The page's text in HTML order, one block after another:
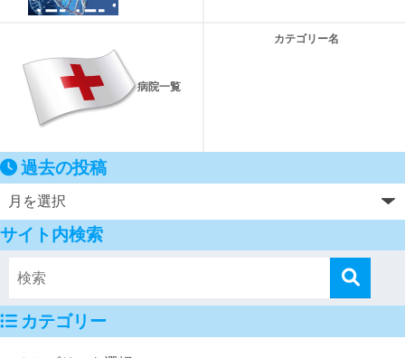
病院一覧
カテゴリー名
過去の投稿
サイト内検索
カテゴリー